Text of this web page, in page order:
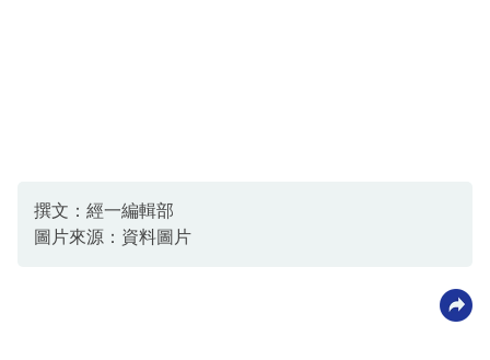
撰文：經一編輯部
圖片來源：資料圖片